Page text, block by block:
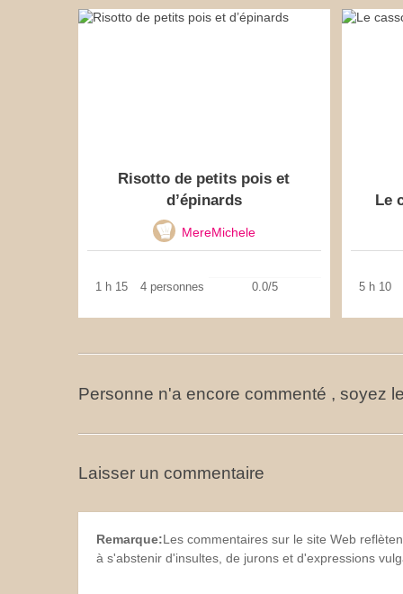
Risotto de petits pois et
d’épinards
MereMichele
1 h 15 4 personnes 0.0/5
Le
5 h 10
Personne n'a encore commenté , soyez
Laisser un commentaire
Remarque:Les commentaires sur le site Web
à s'abstenir d'insultes, de jurons et d'expressions